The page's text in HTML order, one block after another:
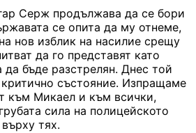
Серж продължава да се бори
се опита да му отнеме,
нов изблик на насилие срещу
да го представят като
да бъде разстрелян. Днес той
състояние. Изпращаме
към Микаел и към всички,
сила на полицейското
тях.